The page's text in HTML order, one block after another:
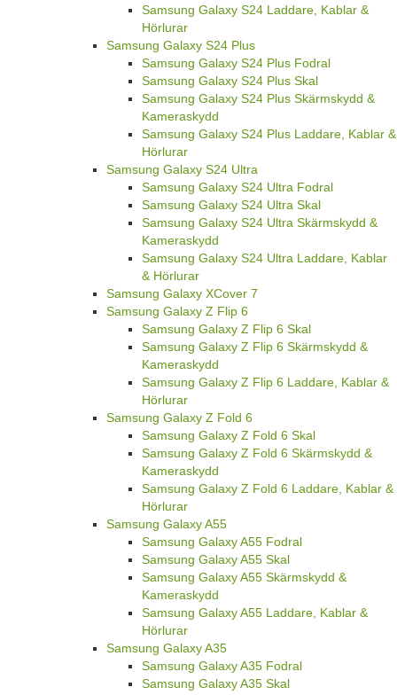
Samsung Galaxy S24 Laddare, Kablar &
Hörlurar
Samsung Galaxy S24 Plus
Samsung Galaxy S24 Plus Fodral
Samsung Galaxy S24 Plus Skal
Samsung Galaxy S24 Plus Skärmskydd &
Kameraskydd
Samsung Galaxy S24 Plus Laddare, Kablar &
Hörlurar
Samsung Galaxy S24 Ultra
Samsung Galaxy S24 Ultra Fodral
Samsung Galaxy S24 Ultra Skal
Samsung Galaxy S24 Ultra Skärmskydd &
Kameraskydd
Samsung Galaxy S24 Ultra Laddare, Kablar
& Hörlurar
Samsung Galaxy XCover 7
Samsung Galaxy Z Flip 6
Samsung Galaxy Z Flip 6 Skal
Samsung Galaxy Z Flip 6 Skärmskydd &
Kameraskydd
Samsung Galaxy Z Flip 6 Laddare, Kablar &
Hörlurar
Samsung Galaxy Z Fold 6
Samsung Galaxy Z Fold 6 Skal
Samsung Galaxy Z Fold 6 Skärmskydd &
Kameraskydd
Samsung Galaxy Z Fold 6 Laddare, Kablar &
Hörlurar
Samsung Galaxy A55
Samsung Galaxy A55 Fodral
Samsung Galaxy A55 Skal
Samsung Galaxy A55 Skärmskydd &
Kameraskydd
Samsung Galaxy A55 Laddare, Kablar &
Hörlurar
Samsung Galaxy A35
Samsung Galaxy A35 Fodral
Samsung Galaxy A35 Skal